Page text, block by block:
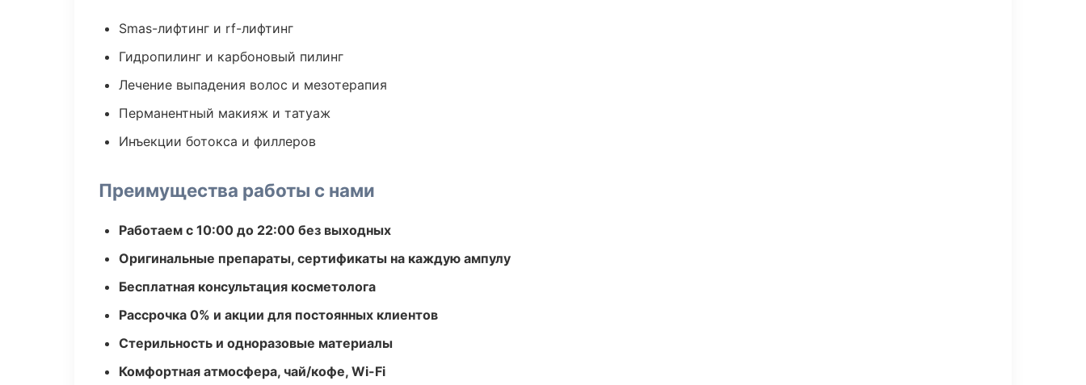
Smas-лифтинг и rf-лифтинг
Гидропилинг и карбоновый пилинг
Лечение выпадения волос и мезотерапия
Перманентный макияж и татуаж
Инъекции ботокса и филлеров
Преимущества работы с нами
Работаем с 10:00 до 22:00 без выходных
Оригинальные препараты, сертификаты на каждую ампулу
Бесплатная консультация косметолога
Рассрочка 0% и акции для постоянных клиентов
Стерильность и одноразовые материалы
Комфортная атмосфера, чай/кофе, Wi-Fi